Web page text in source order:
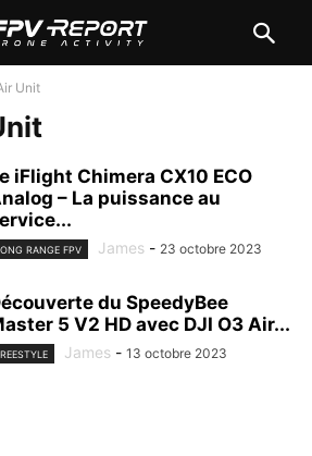
Unit
iFlight Chimera CX10 ECO
– La puissance au
RANGE FPV James - 23 octobre 2023
du SpeedyBee
5 V2 HD avec DJI O3 Air...
James - 13 octobre 2023